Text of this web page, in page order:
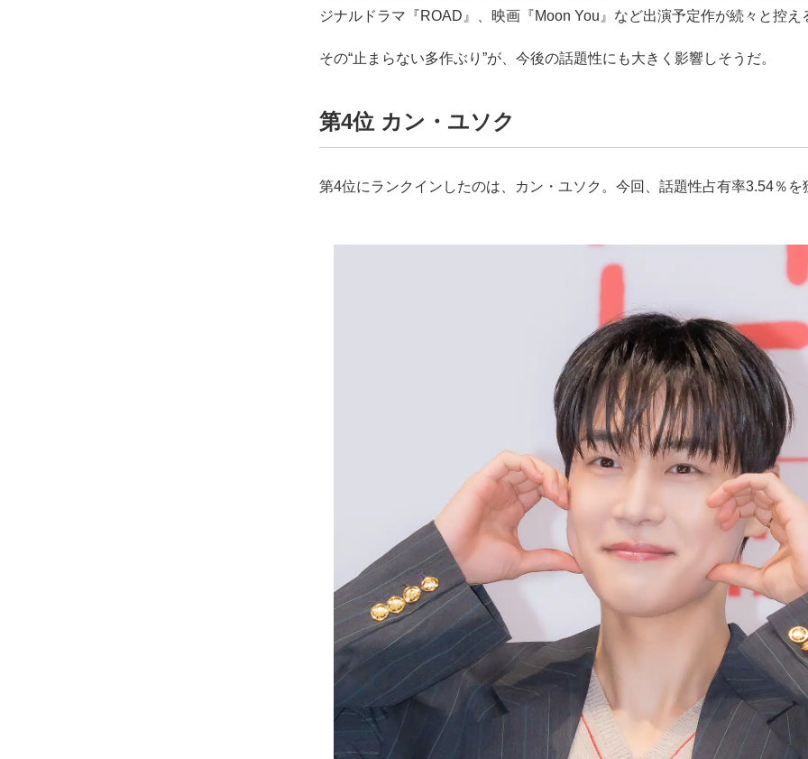
ジナルドラマ『ROAD』、映画『Moon You』など出演予定作が続々と控え
その“止まらない多作ぶり”が、今後の話題性にも大きく影響しそうだ。
第4位 カン・ユソク
第4位にランクインしたのは、カン・ユソク。今回、話題性占有率3.54％を